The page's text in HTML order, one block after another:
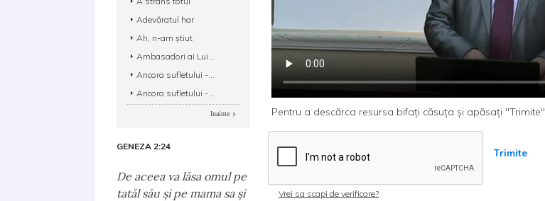
Pentru a descărca resursa bifați căsuța și apăsați "Trimite"
Trimite
Vrei sa scapi de verificare?
Adevăratul har
Ah, n-am știut
Ambasadori ai Lui...
Ancora sufletului -...
Ancora sufletului -...
Inainte
GENEZA 2:24
De aceea va lăsa omul pe
tatăl său şi pe mama sa şi